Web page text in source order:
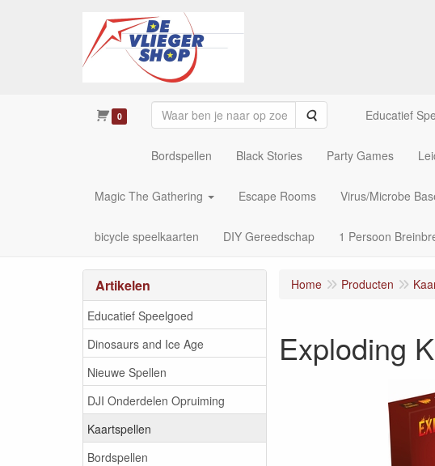
0 Zoeken Educatief
Bordspellen Black Stories Party Games
Magic The Gathering Escape Rooms Virus/Microbe
bicycle speelkaarten DIY Gereedschap 1 Persoon
Artikelen
Educatief Speelgoed
Dinosaurs and Ice Age
Nieuwe Spellen
DJI Onderdelen Opruiming
Kaartspellen
Bordspellen
Home Producten
Exploding